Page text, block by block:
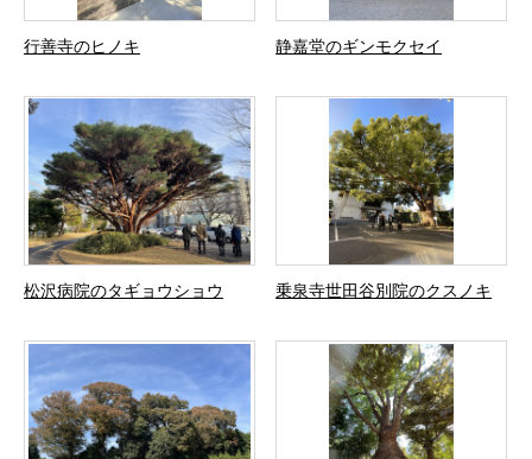
行善寺のヒノキ 静嘉堂のギンモクセイ
松沢病院のタギョウショウ 乗泉寺世田谷別院のクスノキ